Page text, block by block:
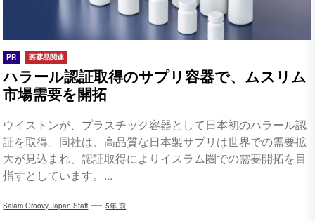
PR 医薬品関連
ハラール認証取得のサプリ容器で、ムスリム
市場需要を開拓
ウイストンが、プラスチック容器として日本初のハラール認
証を取得。同社は、高品質な日本製サプリは世界での需要拡
大が見込まれ、認証取得によりイスラム圏での需要開拓を目
指すとしています。...
Salam Groovy Japan Staff 5年 前